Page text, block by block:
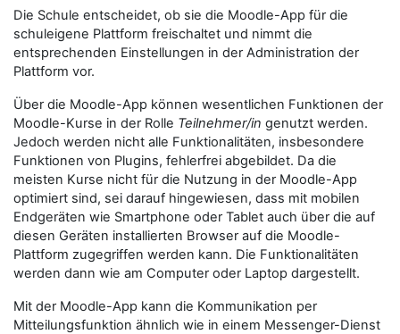
Die Schule entscheidet, ob sie die Moodle-App für die
schuleigene Plattform freischaltet und nimmt die
entsprechenden Einstellungen in der Administration der
Plattform vor.
Über die Moodle-App können wesentlichen Funktionen der
Moodle-Kurse in der Rolle Teilnehmer/in genutzt werden.
Jedoch werden nicht alle Funktionalitäten, insbesondere
Funktionen von Plugins, fehlerfrei abgebildet. Da die
meisten Kurse nicht für die Nutzung in der Moodle-App
optimiert sind, sei darauf hingewiesen, dass mit mobilen
Endgeräten wie Smartphone oder Tablet auch über die auf
diesen Geräten installierten Browser auf die Moodle-
Plattform zugegriffen werden kann. Die Funktionalitäten
werden dann wie am Computer oder Laptop dargestellt.
Mit der Moodle-App kann die Kommunikation per
Mitteilungsfunktion ähnlich wie in einem Messenger-Dienst